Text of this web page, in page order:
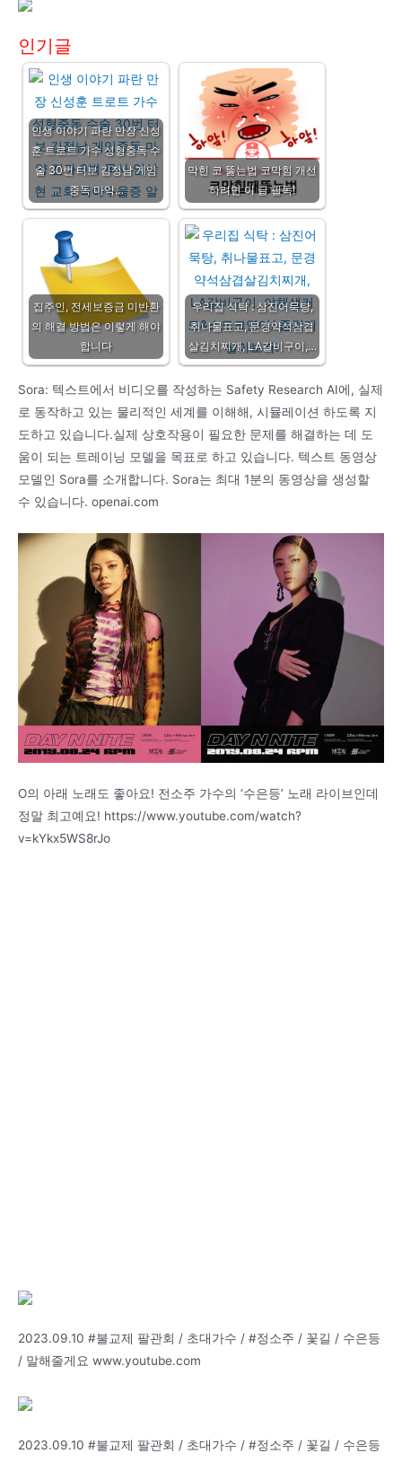
인기글
인생 이야기 파란 만장 신성
훈 트로트 가수 성형중독 수
술 30번 터보 김정남 게임
중독 마약…
막힌 코 뚫는법 코막힘 개선
하려면 이 글 필독!
집주인, 전세보증금 미반환
의 해결 방법은 이렇게 해야
합니다
우리집 식탁 : 삼진어묵탕,
취나물표고, 문경약석삼겹
살김치찌개, LA갈비구이,…
Sora: 텍스트에서 비디오를 작성하는 Safety Research AI에, 실제
로 동작하고 있는 물리적인 세계를 이해해, 시뮬레이션 하도록 지
도하고 있습니다.실제 상호작용이 필요한 문제를 해결하는 데 도
움이 되는 트레이닝 모델을 목표로 하고 있습니다. 텍스트 동영상
모델인 Sora를 소개합니다. Sora는 최대 1분의 동영상을 생성할
수 있습니다. openai.com
O의 아래 노래도 좋아요! 전소주 가수의 ‘수은등’ 노래 라이브인데
정말 최고예요! https://www.youtube.com/watch?
v=kYkx5WS8rJo
2023.09.10 #불교제 팔관회 / 초대가수 / #정소주 / 꽃길 / 수은등
/ 말해줄게요 www.youtube.com
2023.09.10 #불교제 팔관회 / 초대가수 / #정소주 / 꽃길 / 수은등